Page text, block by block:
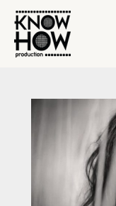
content
Skip
content